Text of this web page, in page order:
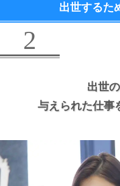
出世するた
2
出世
与えられた仕事